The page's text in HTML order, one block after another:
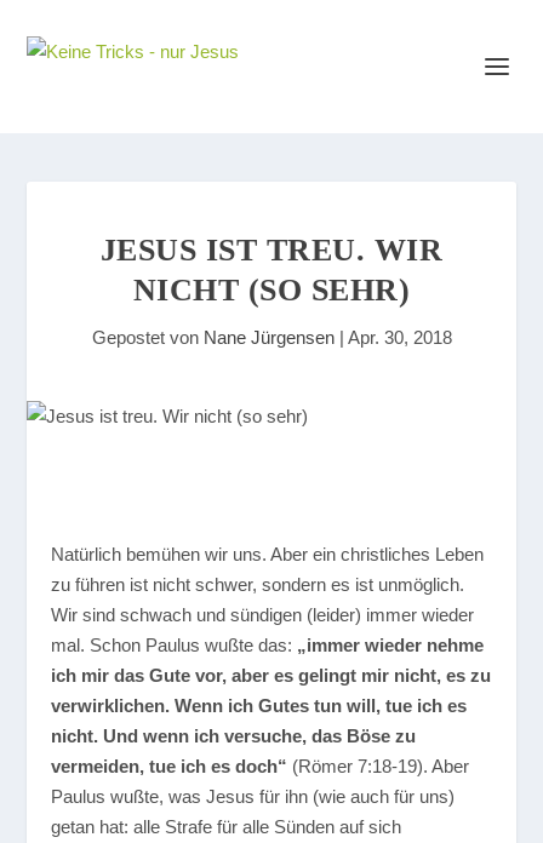
JESUS IST TREU. WIR
NICHT (SO SEHR)
Gepostet von Nane Jürgensen| Apr. 30, 2018
Natürlich bemühen wir uns. Aber ein christliches Leben
zu führen ist nicht schwer, sondern es ist unmöglich.
Wir sind schwach und sündigen (leider) immer wieder
mal. Schon Paulus wußte das: „immer wieder nehme
ich mir das Gute vor, aber es gelingt mir nicht, es zu
verwirklichen. Wenn ich Gutes tun will, tue ich es
nicht. Und wenn ich versuche, das Böse zu
vermeiden, tue ich es doch“ (Römer 7:18-19). Aber
Paulus wußte, was Jesus für ihn (wie auch für uns)
getan hat: alle Strafe für alle Sünden auf sich